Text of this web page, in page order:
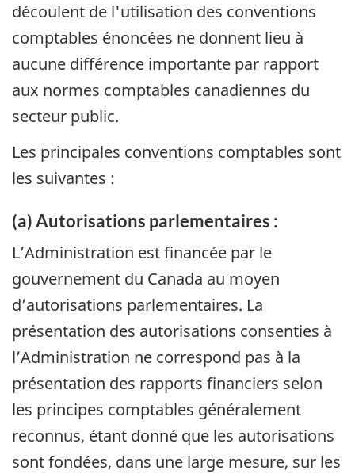
découlent de l'utilisation des conventions
comptables énoncées ne donnent lieu à
aucune différence importante par rapport
aux normes comptables canadiennes du
secteur public.
Les principales conventions comptables sont
les suivantes :
(a) Autorisations parlementaires :
L’Administration est financée par le
gouvernement du Canada au moyen
d’autorisations parlementaires. La
présentation des autorisations consenties à
l’Administration ne correspond pas à la
présentation des rapports financiers selon
les principes comptables généralement
reconnus, étant donné que les autorisations
sont fondées, dans une large mesure, sur les